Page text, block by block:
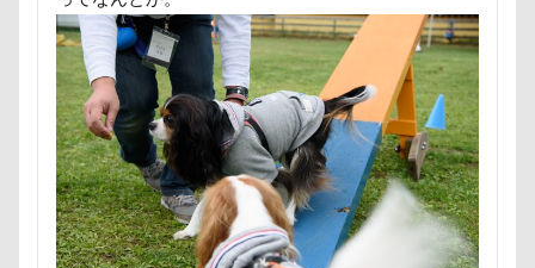
柚稀（ゆずき）くん
枕 松本市
月チャーム
東京ビックサイト
東京April
本部町
望くん
撮影テクニック
携帯ストラップ
忍者
成田ゆめ牧場 愛車 情報誌
恩納村
怒られる5秒前
怒らない 忘年会 心雑音
心配
心臓病の薬 心大朗くん
微速度撮影
彩湖・道満グリーンパーク
弱点